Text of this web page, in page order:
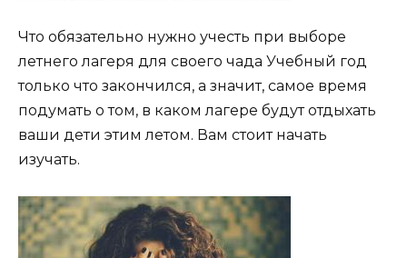
Что обязательно нужно учесть при выборе
летнего лагеря для своего чада Учебный год
только что закончился, а значит, самое время
подумать о том, в каком лагере будут отдыхать
ваши дети этим летом. Вам стоит начать
изучать.